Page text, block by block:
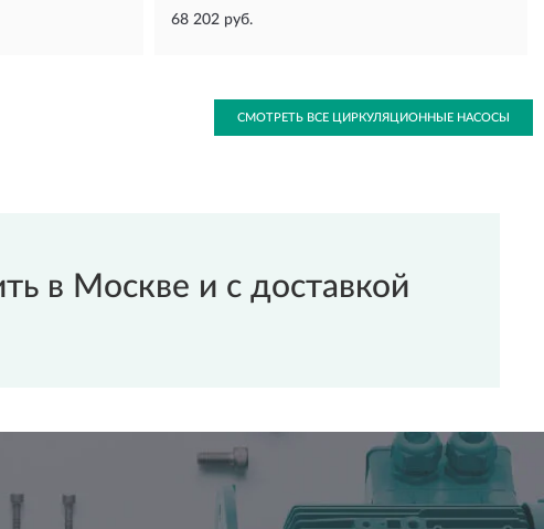
68 202 руб.
СМОТРЕТЬ ВСЕ ЦИРКУЛЯЦИОННЫЕ НАСОСЫ
в Москве и с доставкой